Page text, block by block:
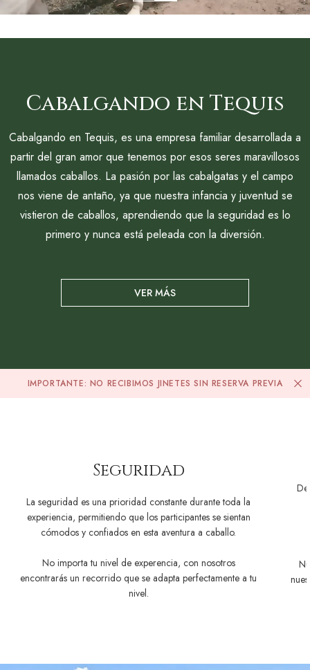
Cabalgando en Tequis
Cabalgando en Tequis, es una empresa familiar desarrollada a
partir del gran amor que tenemos por esos seres maravillosos
llamados caballos. La pasión por las cabalgatas y el campo
nos viene de antaño, ya que nuestra infancia y juventud se
vistieron de caballos, aprendiendo que la seguridad es lo
primero y nunca está peleada con la diversión.
VER MÁS
IMPORTANTE: NO RECIBIMOS JINETES SIN RESERVA PREVIA
Seguridad
La seguridad es una prioridad constante durante toda la
experiencia, permitiendo que los participantes se sientan
cómodos y confiados en esta aventura a caballo.
No importa tu nivel de experencia, con nosotros
encontrarás un recorrido que se adapta perfectamente a tu
nivel.